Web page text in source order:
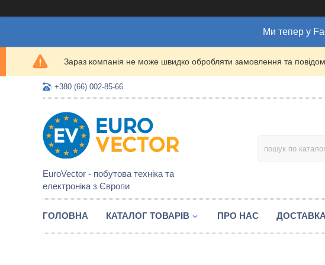
Ми тепер у
Зараз компанія не може швидко обробляти замовлення та
+380 (66) 002-85-66
EuroVector - побутова техніка та
електроніка з Європи
ГОЛОВНА КАТАЛОГ ТОВАРІВ ПРО НАС